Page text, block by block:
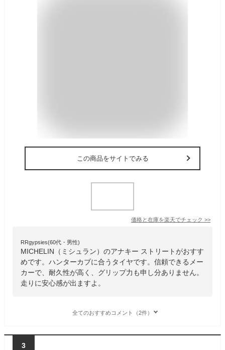
この商品をサイトでみる
価格と在庫を楽天でチェック >>
RRgypsies(60代・男性)
MICHELIN（ミシュラン）のアナキー ストリートがおすす
めです。ハンターカブに合うタイヤです。信頼できるメー
カーで、耐久性が高く、グリップ力も申し分ありません。
走りに安心感が出ますよ。
全てのおすすめコメント（2件）
3